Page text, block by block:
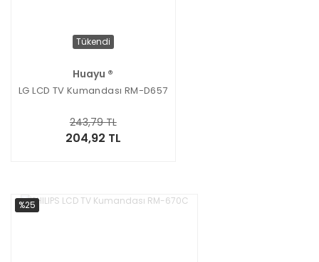
Tükendi
Huayu ®
LG LCD TV Kumandası RM-D657
204,92 TL
243,79 TL
%25